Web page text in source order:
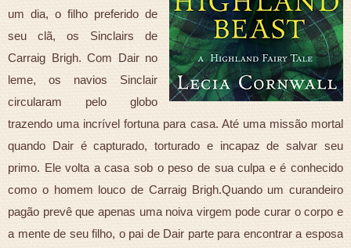
um dia, o filho preferido de
seu clã, os Sinclairs de
Carraig Brigh. Com Dair no
leme, os navios Sinclair
circularam pelo globo
trazendo uma incrível fortuna para casa. Até uma missão mortal
quando Dair é capturado, torturado e incapaz de salvar seu
primo. Ele volta a casa sob o peso de sua culpa e é conhecido
como o homem louco de Carraig Brigh.Quando um curandeiro
pagão prevê que apenas uma noiva virgem pode curar o corpo e
a mente de seu filho, o pai de Dair parte para encontrar a esposa